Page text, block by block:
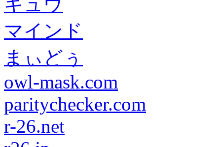
マインド
まぃどぅ
owl-mask.com
paritychecker.com
r-26.net